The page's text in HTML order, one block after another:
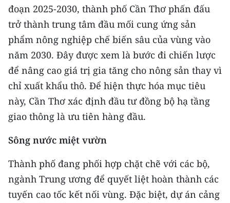
đoạn 2025-2030, thành phố Cần Thơ phấn đấu
trở thành trung tâm đầu mối cung ứng sản
phẩm nông nghiệp chế biến sâu của vùng vào
năm 2030. Đây được xem là bước đi chiến lược
để nâng cao giá trị gia tăng cho nông sản thay vì
chỉ xuất khẩu thô. Để hiện thực hóa mục tiêu
này, Cần Thơ xác định đầu tư đồng bộ hạ tầng
giao thông là ưu tiên hàng đầu.
Sông nước miệt vườn
Thành phố đang phối hợp chặt chẽ với các bộ,
ngành Trung ương để quyết liệt hoàn thành các
tuyến cao tốc kết nối vùng. Đặc biệt, dự án cảng